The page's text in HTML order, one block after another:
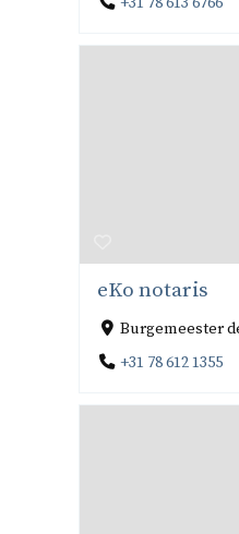
eKo notaris
Burgemeester
+31 78 612 1355